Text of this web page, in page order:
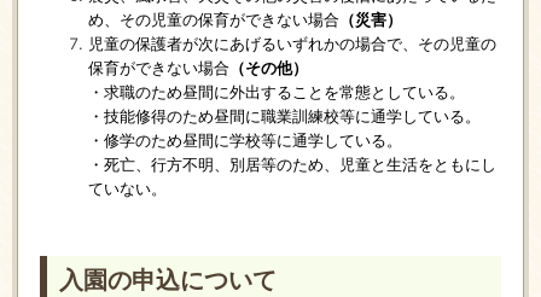
め、その児童の保育ができない場合（災害）
児童の保護者が次にあげるいずれかの場合で、その児童の
保育ができない場合（その他）
・求職のため昼間に外出することを常態としている。
・技能修得のため昼間に職業訓練校等に通学している。
・修学のため昼間に学校等に通学している。
・死亡、行方不明、別居等のため、児童と生活をともにし
ていない。
入園の申込について